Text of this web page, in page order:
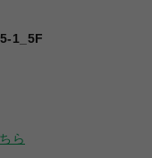
1_5F
ら